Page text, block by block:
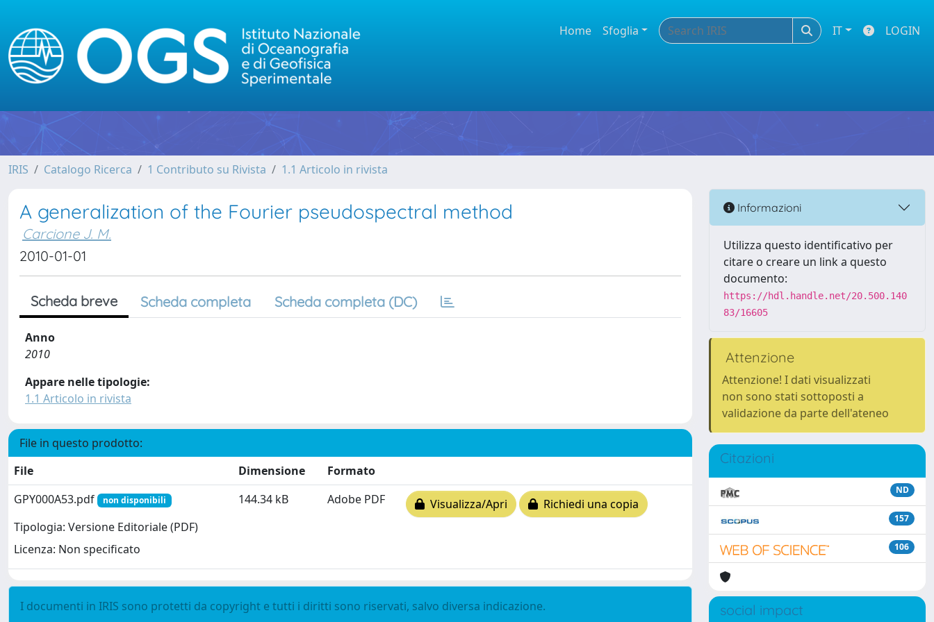
Home Sfoglia IT LOGIN
IRIS Catalogo Ricerca 1 Contributo su Rivista 1.1 Articolo in rivista
A generalization of the Fourier pseudospectral method
Carcione J. M.
2010-01-01
Scheda breve Scheda completa Scheda completa (DC)
Anno
2010
Appare nelle tipologie:
1.1 Articolo in rivista
File in questo prodotto:
File
Dimensione
Formato
GPY000A53.pdf
non disponibili
Tipologia: Versione Editoriale (PDF)
Licenza: Non specificato
144.34 kB Adobe PDF Visualizza/Apri Richiedi una copia
I documenti in IRIS sono protetti da copyright e tutti i diritti sono riservati, salvo diversa indicazione.
Informazioni
Utilizza questo identificativo per
citare o creare un link a questo
documento:
https://hdl.handle.net/20.500.140
83/16605
Attenzione
Attenzione! I dati visualizzati
non sono stati sottoposti a
validazione da parte dell'ateneo
Citazioni
ND
157
106
social impact